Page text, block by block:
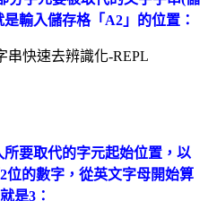
輸入儲存格「A2」的位置：
要取代的字元起始位置，以
位的數字，從英文字母開始算
是3：